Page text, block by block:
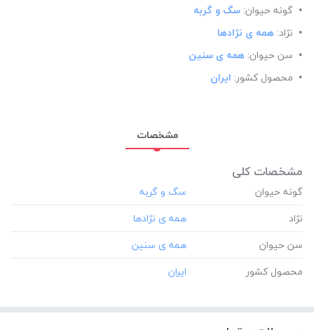
گونه حیوان: سگ و گربه
نژاد: همه ی نژادها
سن حیوان: همه ی سنین
محصول کشور: ایران
مشخصات
مشخصات کلی
گونه حیوان
نژاد
سن حیوان
محصول کشور